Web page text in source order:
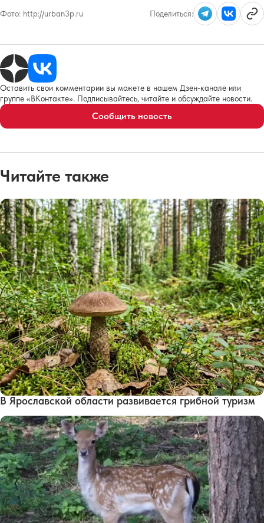
Фото: http://urban3p.ru Поделиться:
Оставить свои комментарии вы можете в нашем Дзен-канале или
группе «ВКонтакте». Подписывайтесь, читайте и обсуждайте новости.
Сообщить новость
Читайте также
В Ярославской области развивается грибной туризм